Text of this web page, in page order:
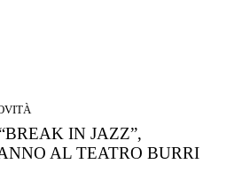
IN JAZZ”,
AL TEATRO BURRI